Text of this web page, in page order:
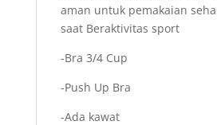
aman untuk pemakaian
saat Beraktivitas sport
-Bra 3/4 Cup
-Push Up Bra
-Ada kawat